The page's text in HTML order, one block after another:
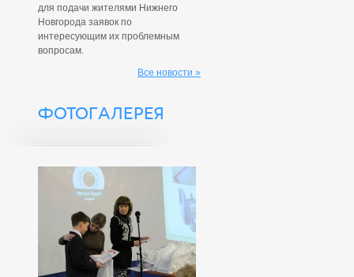
для подачи жителями Нижнего
Новгорода заявок по
интересующим их проблемным
вопросам.
Все новости »
ФОТОГАЛЕРЕЯ